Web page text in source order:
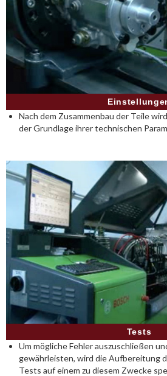
Nach dem Zusammenbau der Teile
der Grundlage ihrer technischen
Tests
Um mögliche Fehler auszuschließen
gewährleisten, wird die Aufbereitung
Tests auf einem zu diesem Zwecke